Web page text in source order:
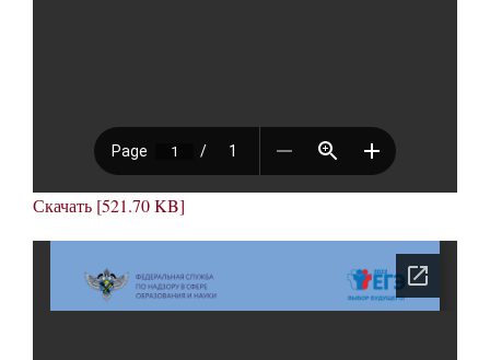
Скачать [521.70 KB]